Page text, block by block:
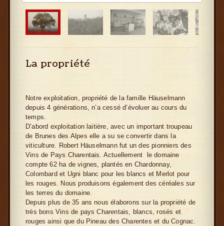
La propriété
Notre exploitation, propriété de la famille Häuselmann
depuis 4 générations, n’a cessé d’évoluer au cours du
temps.
D’abord exploitation laitière, avec un important troupeau
de Brunes des Alpes elle a su se convertir dans la
viticulture. Robert Häuselmann fut un des pionniers des
Vins de Pays Charentais. Actuellement le domaine
compte 62 ha de vignes, plantés en Chardonnay,
Colombard et Ugni blanc pour les blancs et Merlot pour
les rouges. Nous produisons également des céréales sur
les terres du domaine.
Depuis plus de 35 ans nous élaborons sur la propriété de
très bons Vins de pays Charentais, blancs, rosés et
rouges ainsi que du Pineau des Charentes et du Cognac.